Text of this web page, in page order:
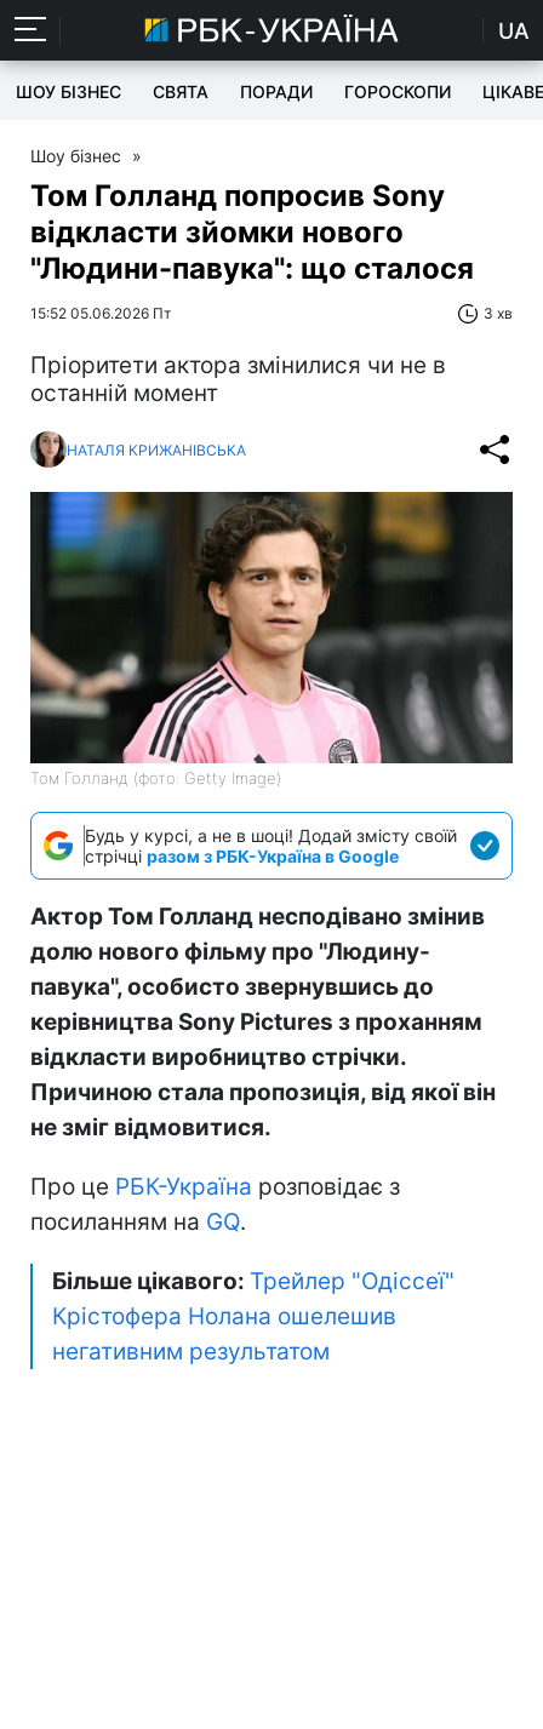
UA
ШОУ БІЗНЕС СВЯТА ПОРАДИ ГОРОСКОПИ ЦІКАВЕ
Шоу бізнес »
Том Голланд попросив Sony
відкласти зйомки нового
"Людини-павука": що сталося
15:52 05.06.2026 Пт 3 хв
Пріоритети актора змінилися чи не в
останній момент
НАТАЛЯ КРИЖАНІВСЬКА
Том Голланд (фото: Getty Image)
Будь у курсі, а не в шоці! Додай змісту своїй
стрічці разом з РБК-Україна в Google
Актор Том Голланд несподівано змінив
долю нового фільму про "Людину-
павука", особисто звернувшись до
керівництва Sony Pictures з проханням
відкласти виробництво стрічки.
Причиною стала пропозиція, від якої він
не зміг відмовитися.
Про це РБК-Україна розповідає з
посиланням на GQ.
Більше цікавого: Трейлер "Одіссеї"
Крістофера Нолана ошелешив
негативним результатом